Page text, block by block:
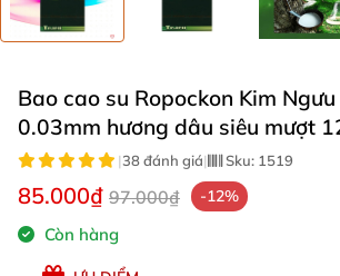
Bao cao su Ropockon Kim
0.03mm hương dâu siêu mượt
|38 đánh giá| Sku: 1519
85.000₫ 97.000₫ -12%
Còn hàng